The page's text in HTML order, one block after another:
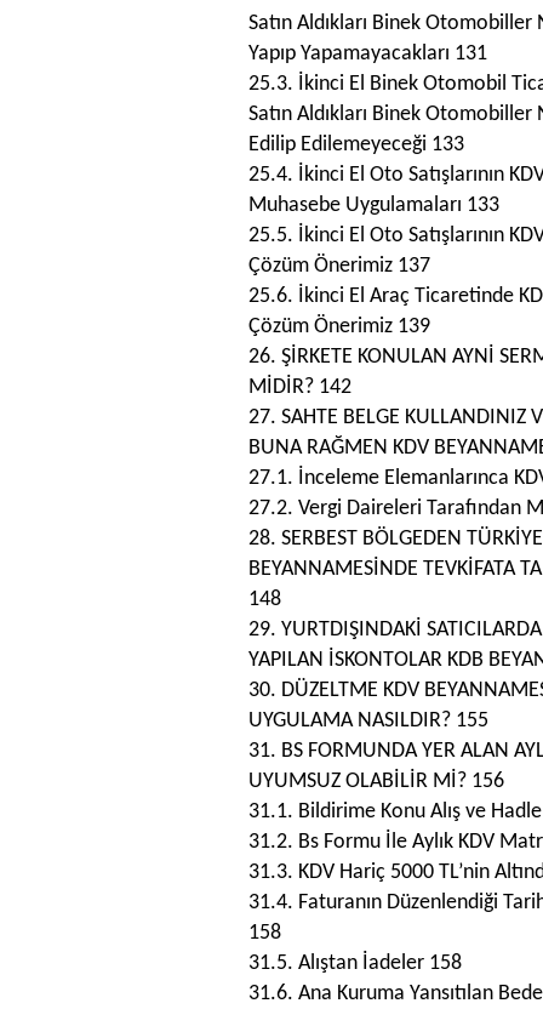
Satın Aldıkları Binek
Yapıp Yapamayacakları 131
25.3. İkinci El Binek Otomobil
Satın Aldıkları Binek
Edilip Edilemeyeceği 133
25.4. İkinci El Oto Satışlarının
Muhasebe Uygulamaları 133
25.5. İkinci El Oto Satışlarının
Çözüm Önerimiz 137
25.6. İkinci El Araç Ticaretinde
Çözüm Önerimiz 139
26. ŞİRKETE KONULAN AYNİ
MİDİR? 142
27. SAHTE BELGE KULLANDINIZ
BUNA RAĞMEN KDV
27.1. İnceleme Elemanlarınca
27.2. Vergi Daireleri Tarafından
28. SERBEST BÖLGEDEN
BEYANNAMESİNDE TEVKİFATA
148
29. YURTDIŞINDAKİ
YAPILAN İSKONTOLAR KDB
30. DÜZELTME KDV
UYGULAMA NASILDIR? 155
31. BS FORMUNDA YER ALAN
UYUMSUZ OLABİLİR Mİ? 156
31.1. Bildirime Konu Alış ve
31.2. Bs Formu İle Aylık KDV
31.3. KDV Hariç 5000 TL’nin
31.4. Faturanın Düzenlendiği
158
31.5. Alıştan İadeler 158
31.6. Ana Kuruma Yansıtılan